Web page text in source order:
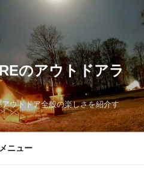
のアウトドアラ
ウトドア全般の楽しさを紹介す
メニュー